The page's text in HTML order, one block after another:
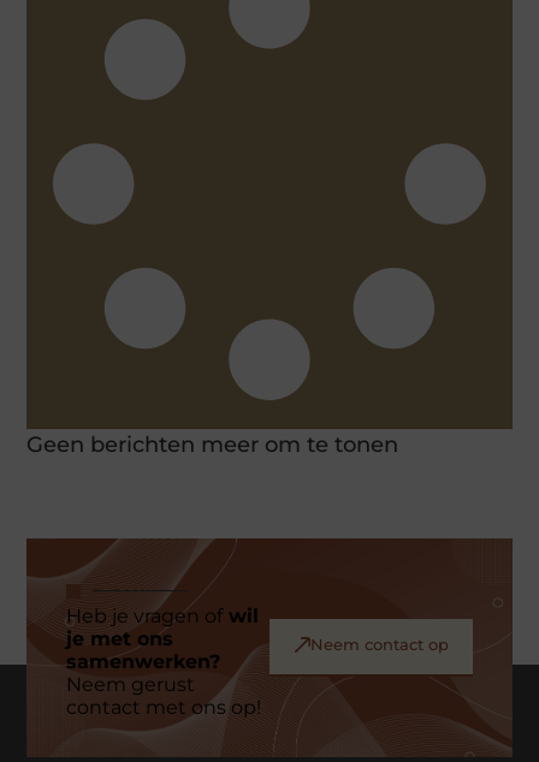
Geen berichten meer om te tonen
Heb je vragen ofwil
je met ons
samenwerken?
Neem gerust
contact met ons op!
Neem contact op